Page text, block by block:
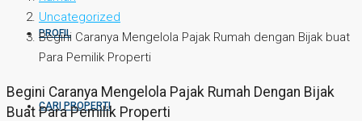
PROFIL
CARI PROPERTI
Uncategorized
Begini Caranya Mengelola Pajak Rumah dengan Bijak buat
Para Pemilik Properti
Begini Caranya Mengelola Pajak Rumah Dengan Bijak
Buat Para Pemilik Properti